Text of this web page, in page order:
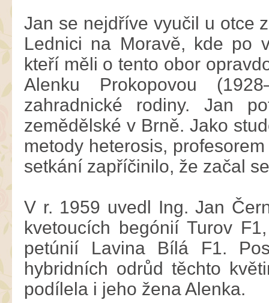
Jan se nejdříve vyučil u otce
Lednici na Moravě, kde po
kteří měli o tento obor
Alenku Prokopovou
zahradnické rodiny. Jan
zemědělské v Brně. Jako
metody heterosis,
setkání zapříčinilo, že začal
V r. 1959 uvedl Ing. Jan
kvetoucích begónií Turov
petúnií Lavina Bílá F1.
hybridních odrůd těchto
podílela i jeho žena Alenka.